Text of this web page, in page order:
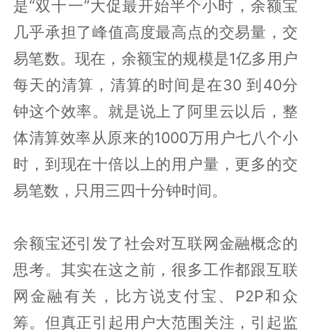
是“双十一”大促最开始半个小时，余额宝
几乎承担了峰值高度最高点的交易量，交
易笔数。现在，余额宝的规模是1亿多用户
每天的清算，清算的时间是在30 到40分
钟这个效率。就是说上了阿里云以后，整
体清算效率从原来的1000万用户七八个小
时，到现在十倍以上的用户量，更多的交
易笔数，只用三四十分钟时间。
余额宝还引发了社会对互联网金融概念的
思考。其实在这之前，很多工作都跟互联
网金融有关，比方说支付宝、P2P和众
筹。但真正引起用户大范围关注，引起监